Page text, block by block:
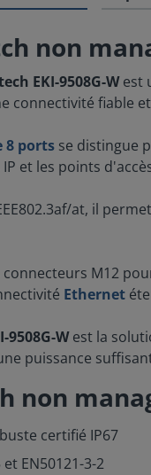
non
EKI-9508G-West
connectivité fiable
8 ports se distingue
et les points
at, il
connecteurs M12
Ethernet
West la
puissance
non
certifié IP67
EN50121-3-2